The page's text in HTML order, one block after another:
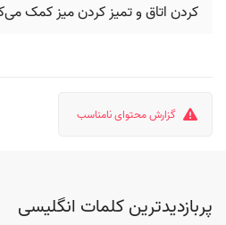
کردن اتاق و تمیز کردن میز کمک
گزارش محتوای نامناسب
پربازدیدترین کلمات انگلیسی